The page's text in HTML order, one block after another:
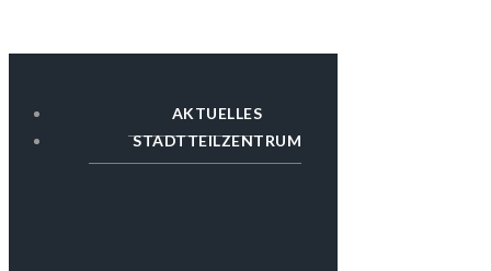
AKTUELLES
STADTTEILZENTRUM